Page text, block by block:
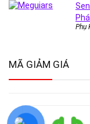
Phụ
MÃ GIẢM GIÁ